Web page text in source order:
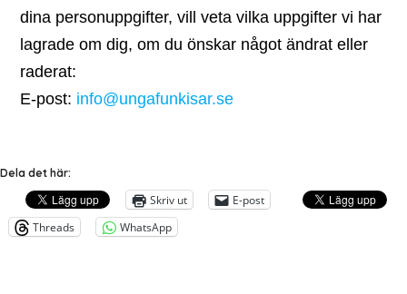
dina personuppgifter, vill veta vilka uppgifter vi har
lagrade om dig, om du önskar något ändrat eller
raderat:
E-post: info@ungafunkisar.se
Dela det här:
Skriv ut
E-post
Threads
WhatsApp